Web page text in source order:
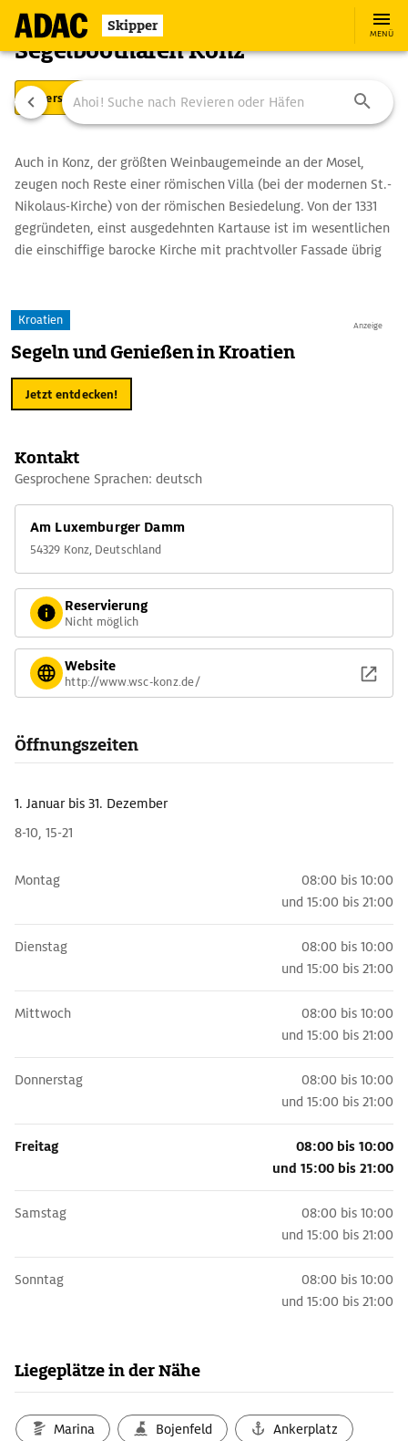
Skipper MENÜ
Segelboothafen Konz
Übersicht Ausstattung Ansteuerung
Auch in Konz, der größten Weinbaugemeinde an der Mosel,
zeugen noch Reste einer römischen Villa (bei der modernen St.-
Nikolaus-Kirche) von der römischen Besiedelung. Von der 1331
gegründeten, einst ausgedehnten Kartause ist im wesentlichen
die einschiffige barocke Kirche mit prachtvoller Fassade übrig
Freilichtmuseum Roscheider Hof auf dem einstigen Hofgut der
ländlichen Alltagskultur vermittelt.
Anzeige
Kroatien
Segeln und Genießen in Kroatien
Jetzt entdecken!
Kontakt
Gesprochene Sprachen: deutsch
Am Luxemburger Damm
54329 Konz, Deutschland
Reservierung
Nicht möglich
Website
http://www.wsc-konz.de/
Öffnungszeiten
1. Januar bis 31. Dezember
8-10, 15-21
Montag
08:00 bis 10:00
und 15:00 bis 21:00
Dienstag
08:00 bis 10:00
und 15:00 bis 21:00
Mittwoch
08:00 bis 10:00
und 15:00 bis 21:00
Donnerstag
08:00 bis 10:00
und 15:00 bis 21:00
Freitag
08:00 bis 10:00
und 15:00 bis 21:00
Samstag
08:00 bis 10:00
und 15:00 bis 21:00
Sonntag
08:00 bis 10:00
und 15:00 bis 21:00
Liegeplätze in der Nähe
Marina Bojenfeld Ankerplatz